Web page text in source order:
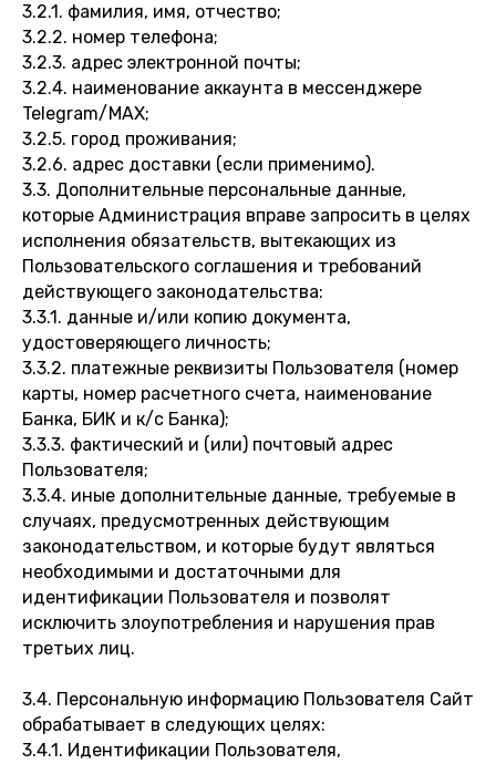
3.2.1. фамилия, имя, отчество;
3.2.2. номер телефона;
3.2.3. адрес электронной почты;
3.2.4. наименование аккаунта в мессенджере
Telegram/MAX;
3.2.5. город проживания;
3.2.6. адрес доставки (если применимо).
3.3. Дополнительные персональные данные,
которые Администрация вправе запросить в целях
исполнения обязательств, вытекающих из
Пользовательского соглашения и требований
действующего законодательства:
3.3.1. данные и/или копию документа,
удостоверяющего личность;
3.3.2. платежные реквизиты Пользователя (номер
карты, номер расчетного счета, наименование
Банка, БИК и к/с Банка);
3.3.3. фактический и (или) почтовый адрес
Пользователя;
3.3.4. иные дополнительные данные, требуемые в
случаях, предусмотренных действующим
законодательством, и которые будут являться
необходимыми и достаточными для
идентификации Пользователя и позволят
исключить злоупотребления и нарушения прав
третьих лиц.
3.4. Персональную информацию Пользователя Сайт
обрабатывает в следующих целях:
3.4.1. Идентификации Пользователя,